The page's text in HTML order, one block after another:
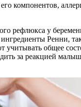
компонентов,
рефлюкса у
Ренни,
учитывать общее
за реакцией